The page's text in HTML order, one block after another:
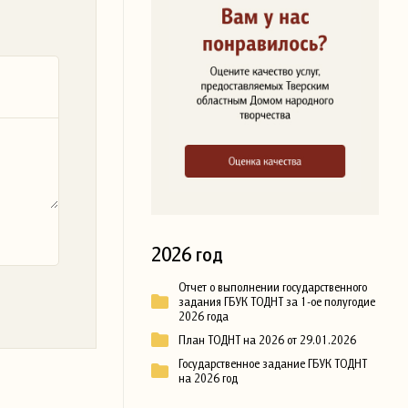
2026 год
Отчет о выполнении государственного
задания ГБУК ТОДНТ за 1-ое полугодие
2026 года
План ТОДНТ на 2026 от 29.01.2026
Государственное задание ГБУК ТОДНТ
на 2026 год